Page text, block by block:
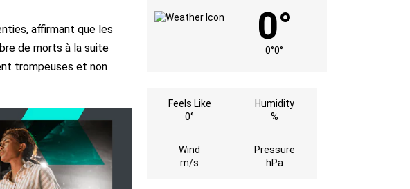
affirmant que les
de morts à la suite
trompeuses et non
0°
0°0°
Feels Like
0°
Humidity
%
Wind
m/s
Pressure
hPa